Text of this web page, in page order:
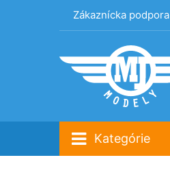
Zákaznícka podpora
Kategórie